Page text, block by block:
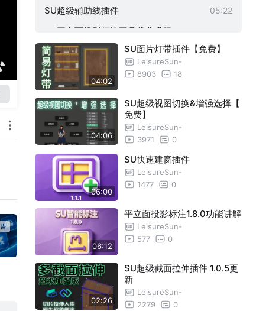
SU超级辅助线插件 05:22
SU平立面投影标注工具优化升级
SU投影标注插件 05:27
SU智能纹理映射插件
SU智能纹理映射插
SU六视图代理插件2.0.0
SU六视图代理插件1.9.0
SU六视图代理插件更新预告
su六视图代理插件1.7.0
SU六视图代理插件1.5.0
SU六视图插件，终极优化 01:19
SU六视图代理插件
Layout/DFC出图不再卡顿Su模型六视图
盒子代理插件
全景截图/纹理映射插件更新
SU全景截图3.2.2版本更新优化
04:02
SU面片灯带插件【免费】
LeisureSun-
8903
18
04:06
SU超级视图切换&增强选择【
免费】
LeisureSun-
3971
0
06:00
SU快速建窗插件
LeisureSun-
1477
0
06:12
平立面投影标注1.8.0功能讲解
LeisureSun-
577
0
02:26
SU超级截面拉伸插件 1.0.5更
新
LeisureSun-
2279
0